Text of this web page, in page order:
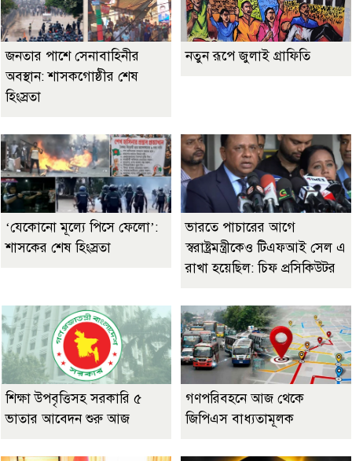
জনতার পাশে সেনাবাহিনীর
অবস্থান: শাসকগোষ্ঠীর শেষ
হিংস্রতা
নতুন রূপে জুলাই গ্রাফিতি
‘যেকোনো মূল্যে পিসে ফেলো’:
শাসকের শেষ হিংস্রতা
ভারতে পাচারের আগে
স্বরাষ্ট্রমন্ত্রীকেও টিএফআই সেল এ
রাখা হয়েছিল: চিফ প্রসিকিউটর
শিক্ষা উপবৃত্তিসহ সরকারি ৫
ভাতার আবেদন শুরু আজ
গণপরিবহনে আজ থেকে
জিপিএস বাধ্যতামূলক